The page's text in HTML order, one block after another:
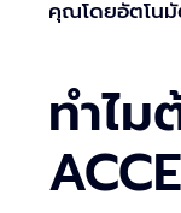
คุณโดยอัตโน
ทำไ